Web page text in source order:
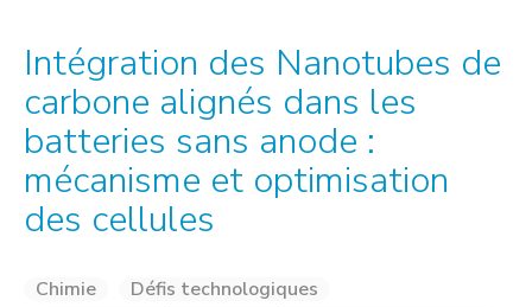
Intégration des Nanotubes de
carbone alignés dans les
batteries sans anode :
mécanisme et optimisation
des cellules
Chimie
Défis technologiques